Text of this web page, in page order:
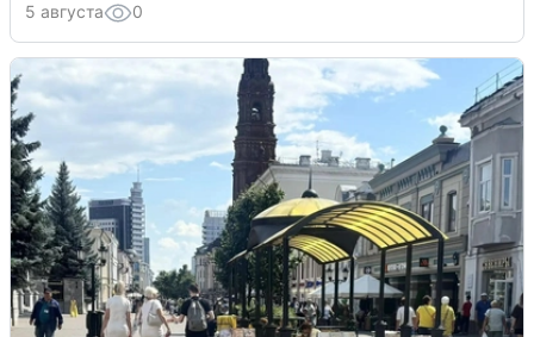
5 августа 0